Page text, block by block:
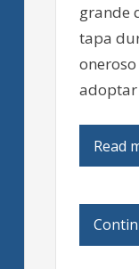
grande
tapa
adoptar
Read